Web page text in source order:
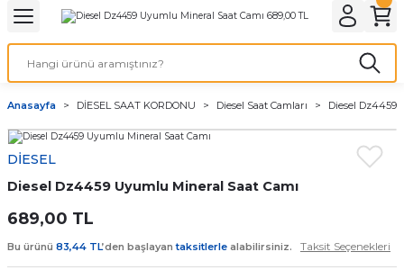
Geri Dön
& ELEKTİRİK AYDINLATMA & ELEKTRİK
Geri Dön
ve Cihaz Pilleri
ÇEŞİTLERİ
Geri Dön
Geri Dön
Kordon Çeşitleri
Kordonları
saat kordonu
Anasayfa DİESEL SAAT KORDONU Diesel Saat Camları Diesel Dz4459
DİESEL
Diesel Dz4459 Uyumlu Mineral Saat Camı
689,00 TL
Bu ürünü 83,44 TL’den başlayantaksitlerle alabilirsiniz. Taksit Seçenekleri